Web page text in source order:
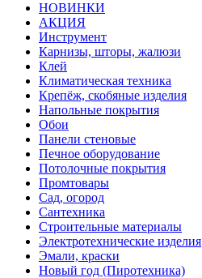
НОВИНКИ
АКЦИЯ
Инструмент
Карнизы, шторы, жалюзи
Клей
Климатическая техника
Крепёж, скобяные изделия
Напольные покрытия
Обои
Панели стеновые
Печное оборудование
Потолочные покрытия
Промтовары
Сад, огород
Сантехника
Строительные материалы
Электротехнические изделия
Эмали, краски
Новый год (Пиротехника)